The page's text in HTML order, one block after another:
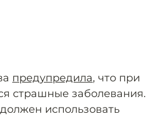
предупредила, что при
страшные заболевания.
использовать